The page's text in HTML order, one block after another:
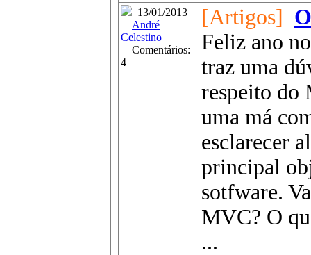
13/01/2013
André
Celestino
Comentários:
4
[Artigos]
Feliz ano
traz uma
respeito do
uma má
esclarecer
principal
sotfware.
MVC? O
...